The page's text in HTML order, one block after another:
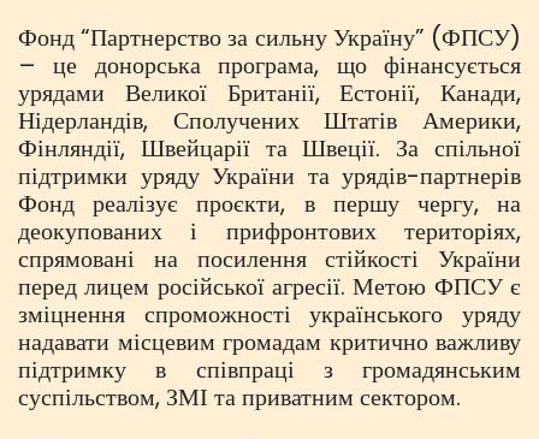
Фонд “Партнерство за сильну Україну” (ФПСУ)
– це донорська програма, що фінансується
урядами Великої Британії, Естонії, Канади,
Нідерландів, Сполучених Штатів Америки,
Фінляндії, Швейцарії та Швеції. За спільної
підтримки уряду України та урядів-партнерів
Фонд реалізує проєкти, в першу чергу, на
деокупованих і прифронтових територіях,
спрямовані на посилення стійкості України
перед лицем російської агресії. Метою ФПСУ є
зміцнення спроможності українського уряду
надавати місцевим громадам критично важливу
підтримку в співпраці з громадянським
суспільством, ЗМІ та приватним сектором.